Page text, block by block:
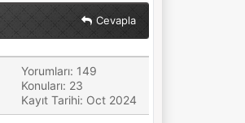
Cevapla
Yorumları: 149
Konuları: 23
Kayıt Tarihi: Oct 2024